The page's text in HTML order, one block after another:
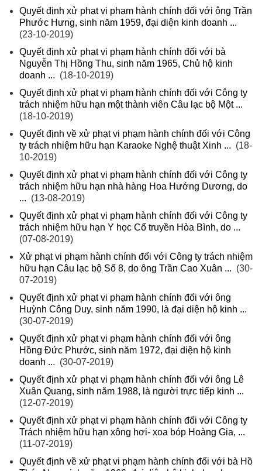
Quyết định xử phạt vi phạm hành chính đối với ông Trần
Phước Hưng, sinh năm 1959, đại diện kinh doanh ...
(23-10-2019)
Quyết định xử phạt vi phạm hành chính đối với bà
Nguyễn Thị Hồng Thu, sinh năm 1965, Chủ hộ kinh
doanh ... (18-10-2019)
Quyết định xử phạt vi phạm hành chính đối với Công ty
trách nhiệm hữu hạn một thành viên Câu lạc bộ Một ...
(18-10-2019)
Quyết định về xử phạt vi phạm hành chính đối với Công
ty trách nhiệm hữu hạn Karaoke Nghệ thuật Xinh ... (18-
10-2019)
Quyết định xử phạt vi phạm hành chính đối với Công ty
trách nhiệm hữu hạn nhà hàng Hoa Hướng Dương, do
... (13-08-2019)
Quyết định xử phạt vi phạm hành chính đối với Công ty
trách nhiệm hữu hạn Y học Cổ truyền Hòa Bình, do ...
(07-08-2019)
Xử phạt vi phạm hành chính đối với Công ty trách nhiệm
hữu hạn Câu lạc bộ Số 8, do ông Trần Cao Xuân ... (30-
07-2019)
Quyết định xử phạt vi phạm hành chính đối với ông
Huỳnh Công Duy, sinh năm 1990, là đại diện hộ kinh ...
(30-07-2019)
Quyết định xử phạt vi phạm hành chính đối với ông
Hồng Đức Phước, sinh năm 1972, đại diện hộ kinh
doanh ... (30-07-2019)
Quyết định xử phạt vi phạm hành chính đối với ông Lê
Xuân Quang, sinh năm 1988, là người trực tiếp kinh ...
(12-07-2019)
Quyết định xử phạt vi phạm hành chính đối với Công ty
Trách nhiệm hữu hạn xông hơi- xoa bóp Hoàng Gia, ...
(11-07-2019)
Quyết định về xử phạt vi phạm hành chính đối với bà Hồ